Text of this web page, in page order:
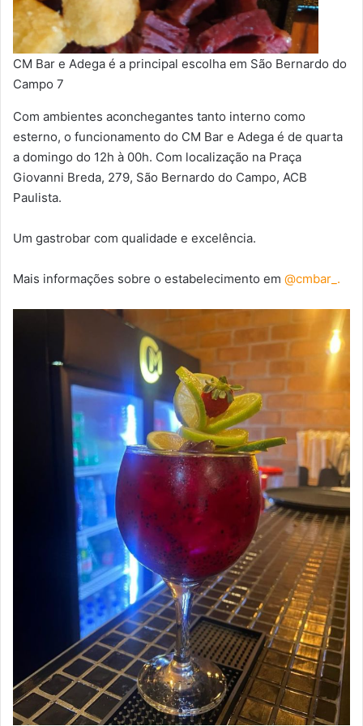
CM Bar e Adega é a principal escolha em São Bernardo do
Campo 7
Com ambientes aconchegantes tanto interno como
esterno, o funcionamento do CM Bar e Adega é de quarta
a domingo do 12h à 00h. Com localização na Praça
Giovanni Breda, 279, São Bernardo do Campo, ACB
Paulista.
Um gastrobar com qualidade e excelência.
Mais informações sobre o estabelecimento em @cmbar_.